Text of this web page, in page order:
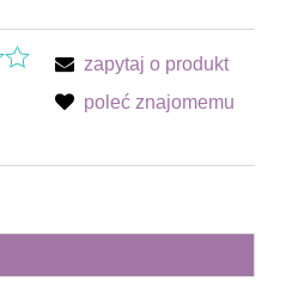
zapytaj o produkt
poleć znajomemu